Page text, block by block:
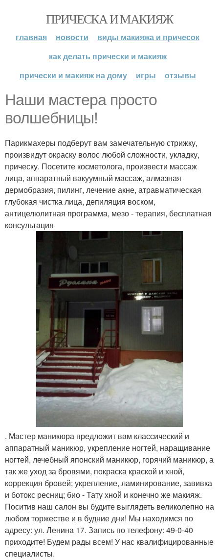
ПРИЧЕСКА И МАКИЯЖ
главная новости
виды макияжа и причесок
как делать прически и макияж
прически и макияж на дому
игры отзывы
Наши мастера просто
волшебницы!
Парикмахеры подберут вам замечательную стрижку,
произвидут окраску волос любой сложности, укладку,
прическу. Посетите косметолога, произвести массаж
лица, аппаратный вакуумный массаж, алмазная
дермобразия, пилинг, лечение акне, атравматическая
глубокая чистка лица, депиляция воском,
антицелюлитная программа, мезо - терапия, бесплатная
консультация
. Мастер маникюра предложит вам классический и
аппаратный маникюр, укрепление ногтей, наращивание
ногтей, лечебный японский маникюр, горячий маникюр, а
так же уход за бровями, покраска краской и хной,
коррекция бровей; укрепление, ламинирование, завивка
и ботокс ресниц; био - Тату хной и конечно же макияж.
Поситив наш салон вы будите выглядеть великолепно на
любом торжестве и в будние дни! Мы находимся по
адресу: ул. Ленина 17. Запись по телефону: 49-0-40
приходите! Будем рады всем! У нас квалифицированные
специалисты.